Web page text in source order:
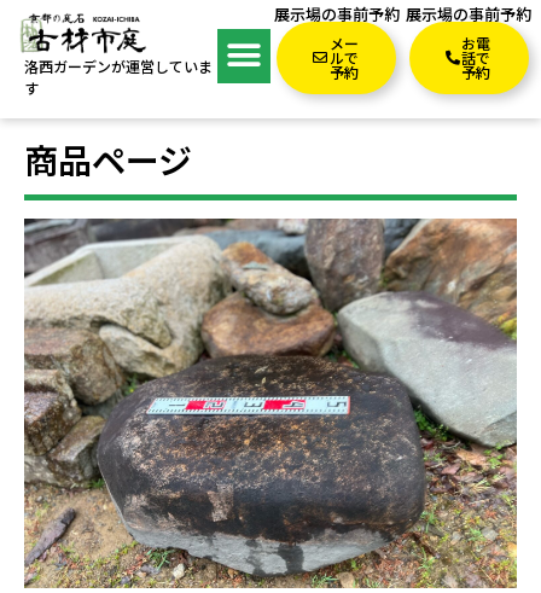
洛西ガーデンが運営していま
す
展示場の事前予約
メー
ルで
予約
展示場の事前予約
お電
話で
予約
商品ページ